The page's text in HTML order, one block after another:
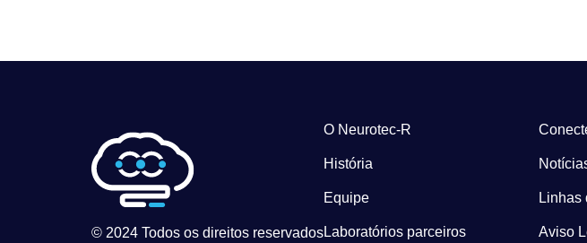
© 2024 Todos os direitos reservados
O Neurotec-R
História
Equipe
Laboratórios parceiros
Linhas
Aviso